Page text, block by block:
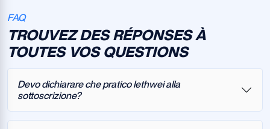
FAQ
TROUVEZ DES RÉPONSES À
TOUTES VOS QUESTIONS
Devo dichiarare che pratico lethwei alla
sottoscrizione?